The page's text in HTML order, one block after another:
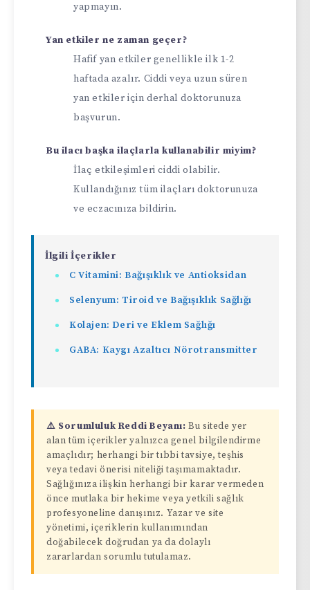
yapmayın.
Yan etkiler ne zaman geçer?
Hafif yan etkiler genellikle ilk 1-2
haftada azalır. Ciddi veya uzun süren
yan etkiler için derhal doktorunuza
başvurun.
Bu ilacı başka ilaçlarla kullanabilir miyim?
İlaç etkileşimleri ciddi olabilir.
Kullandığınız tüm ilaçları doktorunuza
ve eczacınıza bildirin.
İlgili İçerikler
C Vitamini: Bağışıklık ve Antioksidan
Selenyum: Tiroid ve Bağışıklık Sağlığı
Kolajen: Deri ve Eklem Sağlığı
GABA: Kaygı Azaltıcı Nörotransmitter
⚠️ Sorumluluk Reddi Beyanı: Bu sitede yer
alan tüm içerikler yalnızca genel bilgilendirme
amaçlıdır; herhangi bir tıbbi tavsiye, teşhis
veya tedavi önerisi niteliği taşımamaktadır.
Sağlığınıza ilişkin herhangi bir karar vermeden
önce mutlaka bir hekime veya yetkili sağlık
profesyoneline danışınız. Yazar ve site
yönetimi, içeriklerin kullanımından
doğabilecek doğrudan ya da dolaylı
zararlardan sorumlu tutulamaz.